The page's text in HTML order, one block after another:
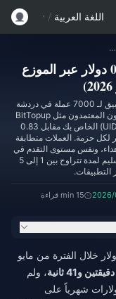
اللغة العربية /
شحن 7000 عملة YoHo: بسعر 0.83 دولار عبر الموزع مقابل 0.99 دولار (يونيو 2026)
شحن 7000 عملة YoHo: بسعر 0.83 دولار عبر الموزع
اعتباراً من يونيو 2026، يبلغ السعر الرسمي داخل التطبيق لـ 7000 عملة في دردشة
YoHo الصوتية الجماعية 0.99 دولار، بينما يوفر الموزعون المعتمدون مثل BitTopup
نفس الـ 7000 عملة مباشرة إلى معرف المستخدم (UID) الخاص بك مقابل 0.83
ثابت قدره 16.16%، أو توفير 0.16 دولار لكل حزمة. العملات متطابقة
ونفس مستوى التقدم في
الـ VIP)، والمقايضة الوحيدة الملحوظة هي انتظار التسليم لمدة تتراوح بين 1 إلى 5
التطبيقات.
2026/ 15 min قراءة
12 عملية شحن متتالية بقيمة 0.83 دولار خلال الفترة من مايو
دقيقتين و41 ثانية
، ولم
6 دقائق أبداً. إذا كنت تنفق أكثر من 5 دولارات شهرياً على